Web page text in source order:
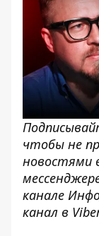
чтобы не
новостями
канале
канал в